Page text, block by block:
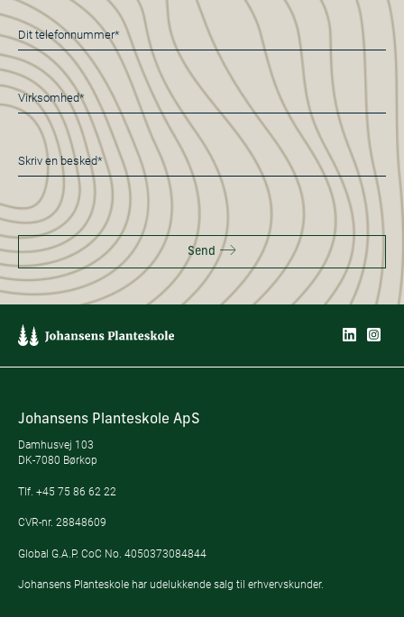
*
Telefon
*
Virksomhed*
*
Besked
*
Send
Johansens Planteskole ApS
Damhusvej 103
DK-7080 Børkop
Tlf. +45 75 86 62 22
CVR-nr. 28848609
Global G.A.P. CoC No. 4050373084844
Johansens Planteskole har udelukkende salg til erhvervskunder.